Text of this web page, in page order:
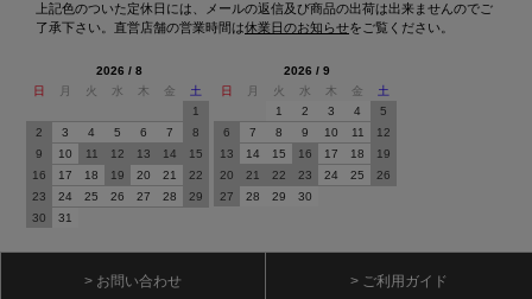
上記色のついた定休日には、メールの返信及び商品の出荷は出来ませんのでご
了承下さい。直営店舗の営業時間は休業日のお知らせをご覧ください。
2026 / 8
日
月 火 水 木 金
土
1
2
3 4 5 6 7
8
9
10 11 12 13 14
15
16
17 18 19 20 21
22
23
24 25 26 27 28
29
30
31
2026 / 9
日
月 火 水 木 金
土
1
2 3 4
5
6
7 8 9 10 11
12
13
14 15 16 17 18
19
20
21 22 23 24 25
26
27
28 29 30
> お問い合わせ > ご利用ガイド